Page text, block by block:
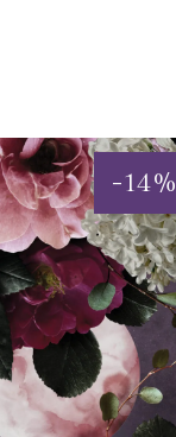
-14%